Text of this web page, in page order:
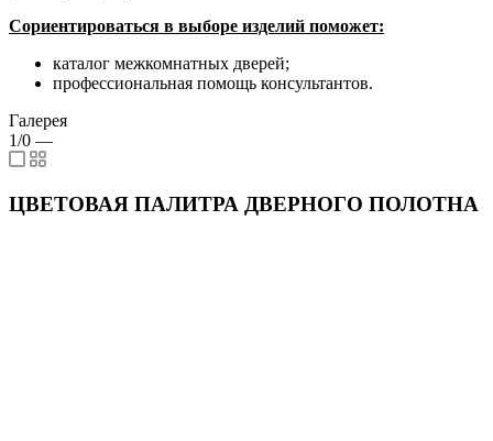
Сориентироваться в выборе изделий поможет:
каталог межкомнатных дверей;
профессиональная помощь консультантов.
Галерея
1/0 —
ЦВЕТОВАЯ ПАЛИТРА ДВЕРНОГО ПОЛОТНА